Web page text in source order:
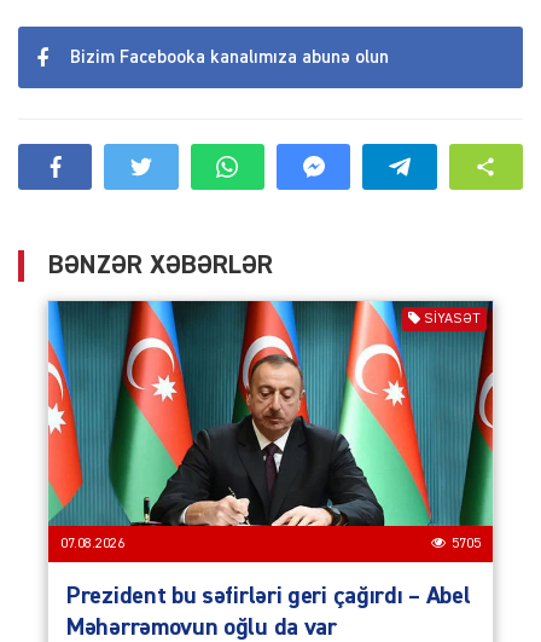
Bizim Facebooka kanalımıza abunə olun
BƏNZƏR XƏBƏRLƏR
SIYASƏT
07.08.2026 5705
Prezident bu səfirləri geri çağırdı – Abel
Məhərrəmovun oğlu da var